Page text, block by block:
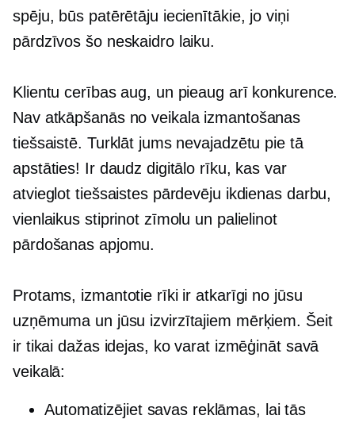
spēju, būs patērētāju iecienītākie, jo viņi
pārdzīvos šo neskaidro laiku.
Klientu cerības aug, un pieaug arī konkurence.
Nav atkāpšanās no veikala izmantošanas
tiešsaistē. Turklāt jums nevajadzētu pie tā
apstāties! Ir daudz digitālo rīku, kas var
atvieglot tiešsaistes pārdevēju ikdienas darbu,
vienlaikus stiprinot zīmolu un palielinot
pārdošanas apjomu.
Protams, izmantotie rīki ir atkarīgi no jūsu
uzņēmuma un jūsu izvirzītajiem mērķiem. Šeit
ir tikai dažas idejas, ko varat izmēģināt savā
veikalā:
Automatizējiet savas reklāmas, lai tās